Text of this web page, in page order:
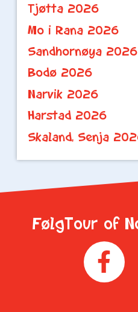
Tjøtta 2026
Mo i Rana 2026
Sandhornøya 2026
Bodø 2026
Narvik 2026
Harstad 2026
Skaland, Senja
FølgTour of